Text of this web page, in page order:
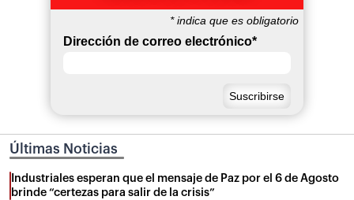
*indica que es obligatorio
Dirección de correo electrónico*
Últimas Noticias
Industriales esperan que el mensaje de Paz por el 6 de Agosto
brinde “certezas para salir de la crisis”